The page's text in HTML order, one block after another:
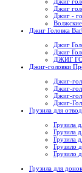
Джиг
Джиг -
Джиг Головка
Джиг
Джиг
ДЖИГ
Джиг-головки
Джиг-
Джиг-
Джиг-
Джиг-
Грузила для
Грузила
Грузила
Грузила
Грузило
Грузило
Грузила для донок